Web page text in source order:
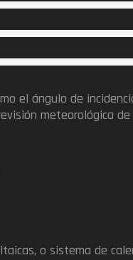
el ángulo de
meteorológica de
o sistema de